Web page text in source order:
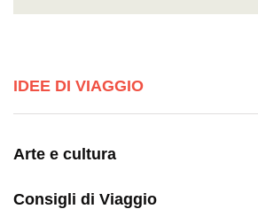
IDEE DI VIAGGIO
Arte e cultura
Consigli di Viaggio